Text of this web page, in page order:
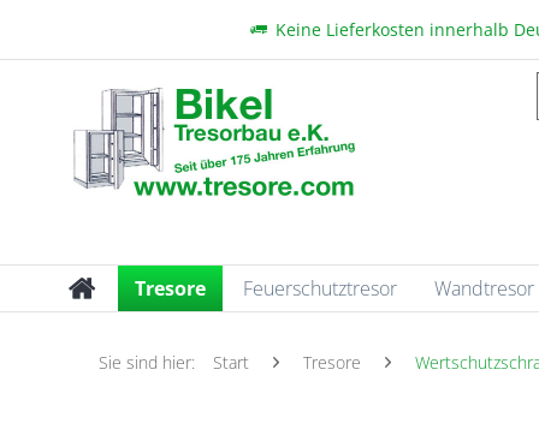
Keine Lieferkosten innerhalb
Tresore Feuerschutztresor Wandtresor
Sie sind hier: Start Tresore